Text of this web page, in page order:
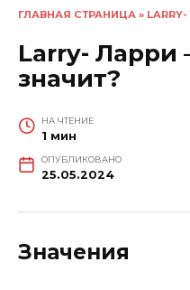
ГЛАВНАЯ СТРАНИЦА »
Larry- Ларри
значит?
НА ЧТЕНИЕ
1 мин
ОПУБЛИКОВАНО
25.05.2024
Значения